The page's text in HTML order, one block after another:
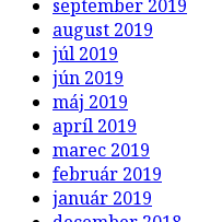
september 2019
august 2019
júl 2019
jún 2019
máj 2019
apríl 2019
marec 2019
február 2019
január 2019